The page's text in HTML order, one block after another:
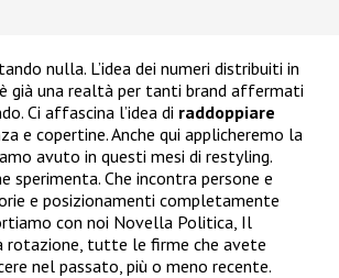
nulla. L’idea dei numeri distribuiti in
già una realtà per tanti brand affermati
Ci affascina l’idea di raddoppiare
e copertine. Anche qui applicheremo la
avuto in questi mesi di restyling.
sperimenta. Che incontra persone e
e posizionamenti completamente
con noi Novella Politica, Il
rotazione, tutte le firme che avete
nel passato, più o meno recente.